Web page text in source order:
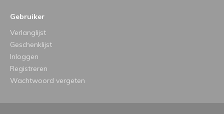
Gebruiker
Verlanglijst
Geschenklijst
Inloggen
Registreren
Wachtwoord vergeten